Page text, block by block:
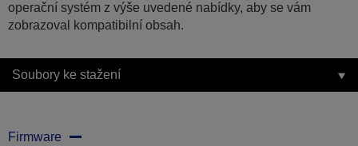
operační systém z výše uvedené nabídky, aby se vám
zobrazoval kompatibilní obsah.
Soubory ke stažení
Firmware